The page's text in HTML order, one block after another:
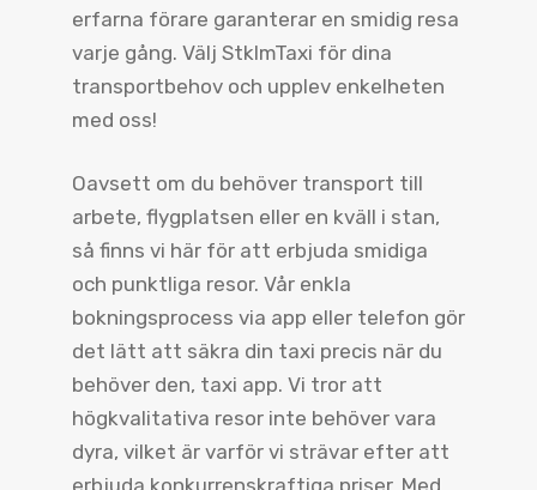
erfarna förare garanterar en smidig resa
varje gång. Välj StklmTaxi för dina
transportbehov och upplev enkelheten
med oss!
Oavsett om du behöver transport till
arbete, flygplatsen eller en kväll i stan,
så finns vi här för att erbjuda smidiga
och punktliga resor. Vår enkla
bokningsprocess via app eller telefon gör
det lätt att säkra din taxi precis när du
behöver den, taxi app. Vi tror att
högkvalitativa resor inte behöver vara
dyra, vilket är varför vi strävar efter att
erbjuda konkurrenskraftiga priser. Med